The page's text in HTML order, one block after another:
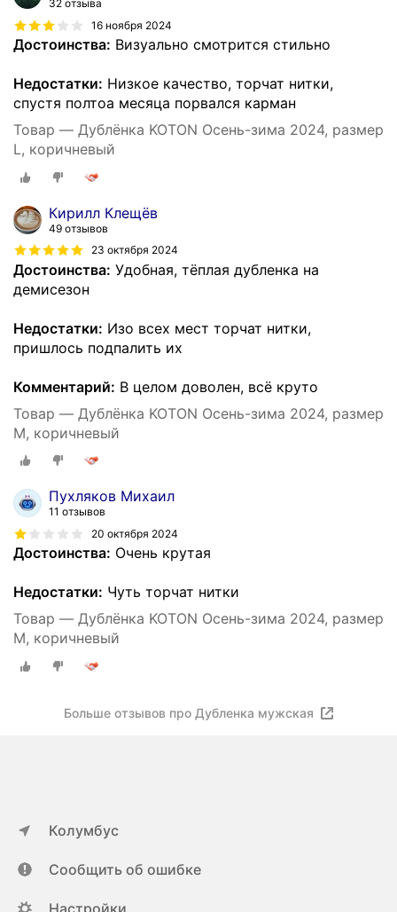
32 отзыва
16 ноября 2024
Достоинства: Визуально смотрится стильно
Недостатки: Низкое качество, торчат нитки,
спустя полтоа месяца порвался карман
Товар — Дублёнка KOTON Осень-зима 2024, размер
L, коричневый
Кирилл Клещёв
49 отзывов
23 октября 2024
Достоинства: Удобная, тёплая дубленка на
демисезон
Недостатки: Изо всех мест торчат нитки,
пришлось подпалить их
Комментарий: В целом доволен, всё круто
Товар — Дублёнка KOTON Осень-зима 2024, размер
M, коричневый
Пухляков Михаил
11 отзывов
20 октября 2024
Достоинства: Очень крутая
Недостатки: Чуть торчат нитки
Товар — Дублёнка KOTON Осень-зима 2024, размер
M, коричневый
Больше отзывов про Дубленка мужская
Колумбус
Сообщить об ошибке
Настройки